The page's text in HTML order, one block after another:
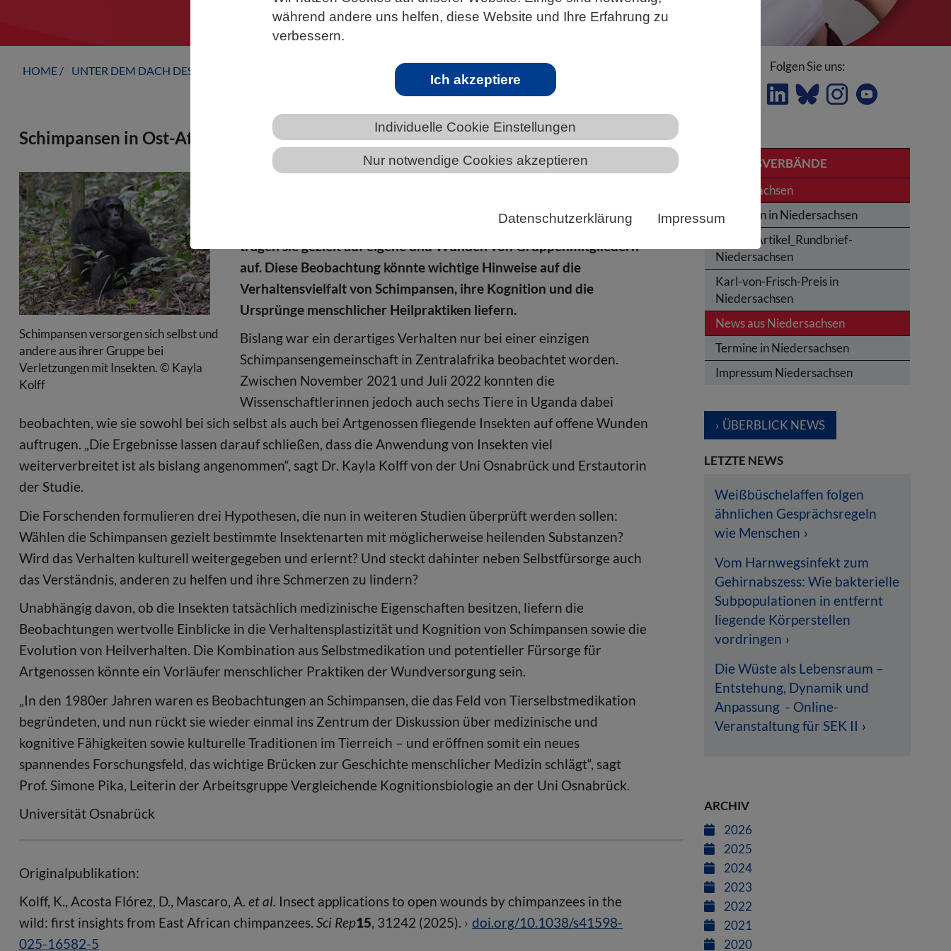
während andere uns helfen, diese Website und Ihre Erfahrung zu
verbessern.
Ich akzeptiere
Individuelle Cookie Einstellungen
Nur notwendige Cookies akzeptieren
Datenschutzerklärung Impressum
HOME UNTER DEM DACH DES VBIO NIEDERSACHSEN NEWS AUS NIEDERSACHSEN
Schimpansen in Ost-Afrika behandeln Wunden mit Insekten
Schimpansen versorgen sich selbst und
andere aus ihrer Gruppe bei
Verletzungen mit Insekten. © Kayla
Kolff
kaum dokumentiert wurde: Sie fangen fliegende Insekten und
tragen sie gezielt auf eigene und Wunden von Gruppenmitgliedern
auf. Diese Beobachtung könnte wichtige Hinweise auf die
Verhaltensvielfalt von Schimpansen, ihre Kognition und die
Ursprünge menschlicher Heilpraktiken liefern.
Bislang war ein derartiges Verhalten nur bei einer einzigen
Schimpansengemeinschaft in Zentralafrika beobachtet worden.
Zwischen November 2021 und Juli 2022 konnten die
Wissenschaftlerinnen jedoch auch sechs Tiere in Uganda dabei
beobachten, wie sie sowohl bei sich selbst als auch bei Artgenossen fliegende Insekten auf offene Wunden
auftrugen. „Die Ergebnisse lassen darauf schließen, dass die Anwendung von Insekten viel
weiterverbreitet ist als bislang angenommen“, sagt Dr. Kayla Kolff von der Uni Osnabrück und Erstautorin
der Studie.
Die Forschenden formulieren drei Hypothesen, die nun in weiteren Studien überprüft werden sollen:
Wählen die Schimpansen gezielt bestimmte Insektenarten mit möglicherweise heilenden Substanzen?
Wird das Verhalten kulturell weitergegeben und erlernt? Und steckt dahinter neben Selbstfürsorge auch
das Verständnis, anderen zu helfen und ihre Schmerzen zu lindern?
Unabhängig davon, ob die Insekten tatsächlich medizinische Eigenschaften besitzen, liefern die
Beobachtungen wertvolle Einblicke in die Verhaltensplastizität und Kognition von Schimpansen sowie die
Evolution von Heilverhalten. Die Kombination aus Selbstmedikation und potentieller Fürsorge für
Artgenossen könnte ein Vorläufer menschlicher Praktiken der Wundversorgung sein.
„In den 1980er Jahren waren es Beobachtungen an Schimpansen, die das Feld von Tierselbstmedikation
begründeten, und nun rückt sie wieder einmal ins Zentrum der Diskussion über medizinische und
kognitive Fähigkeiten sowie kulturelle Traditionen im Tierreich – und eröffnen somit ein neues
spannendes Forschungsfeld, das wichtige Brücken zur Geschichte menschlicher Medizin schlägt“, sagt
Prof. Simone Pika, Leiterin der Arbeitsgruppe Vergleichende Kognitionsbiologie an der Uni Osnabrück.
Universität Osnabrück
Originalpublikation:
Kolff, K., Acosta Flórez, D., Mascaro, A. et al. Insect applications to open wounds by chimpanzees in the
wild: first insights from East African chimpanzees. Sci Rep15, 31242 (2025).
doi.org/10.1038/s41598-
025-16582-5
Folgen Sie uns:
LANDESVERBÄNDE
Niedersachsen
Studieren in Niedersachsen
Archiv_Artikel_Rundbrief-
Niedersachsen
Karl-von-Frisch-Preis in
Niedersachsen
News aus Niedersachsen
Termine in Niedersachsen
Impressum Niedersachsen
ÜBERBLICK NEWS
LETZTE NEWS
Weißbüschelaffen folgen
ähnlichen Gesprächsregeln
wie Menschen
Vom Harnwegsinfekt zum
Gehirnabszess: Wie bakterielle
Subpopulationen in entfernt
liegende Körperstellen
vordringen
Die Wüste als Lebensraum –
Entstehung, Dynamik und
Anpassung - Online-
Veranstaltung für SEK II
ARCHIV
2026
2025
2024
2023
2022
2021
2020